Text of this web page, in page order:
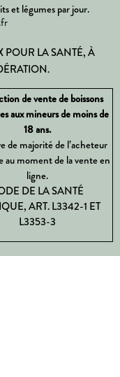
et légumes par jour.
POUR LA SANTÉ, À
de vente de boissons
aux mineurs de moins de
18 ans.
de majorité de l’acheteur
au moment de la vente en
ligne.
DE LA SANTÉ
ART. L3342-1 ET
L3353-3